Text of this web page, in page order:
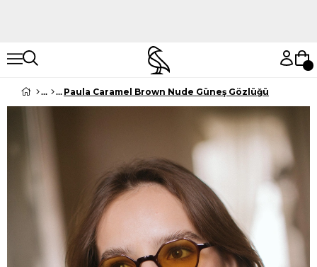
Paula Caramel Brown Nude Güneş Gözlüğü